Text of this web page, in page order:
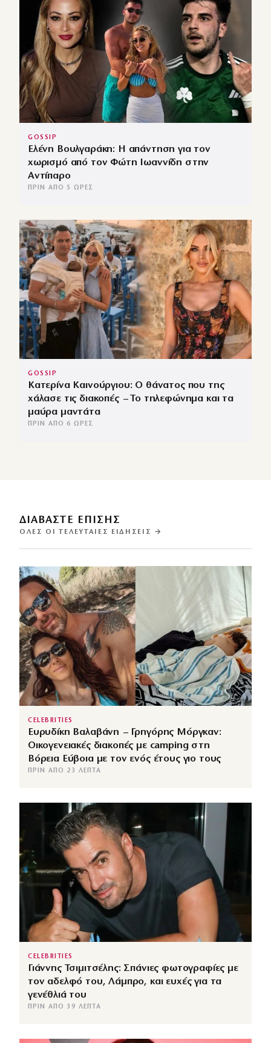
GOSSIP
Ελένη Βουλγαράκη: Η απάντηση για τον
χωρισμό από τον Φώτη Ιωαννίδη στην
Αντίπαρο
ΠΡΙΝ ΑΠΌ 5 ΏΡΕΣ
GOSSIP
Κατερίνα Καινούργιου: Ο θάνατος που της
χάλασε τις διακοπές – Το τηλεφώνημα και τα
μαύρα μαντάτα
ΠΡΙΝ ΑΠΌ 6 ΏΡΕΣ
ΔΙΑΒΑΣΤΕ ΕΠΙΣΗΣ
ΌΛΕΣ ΟΙ ΤΕΛΕΥΤΑΊΕΣ ΕΙΔΉΣΕΙΣ →
CELEBRITIES
Ευρυδίκη Βαλαβάνη – Γρηγόρης Μόργκαν:
Οικογενειακές διακοπές με camping στη
Βόρεια Εύβοια με τον ενός έτους γιο τους
ΠΡΙΝ ΑΠΌ 23 ΛΕΠΤΆ
CELEBRITIES
Γιάννης Τσιμιτσέλης: Σπάνιες φωτογραφίες με
τον αδελφό του, Λάμπρο, και ευχές για τα
γενέθλιά του
ΠΡΙΝ ΑΠΌ 39 ΛΕΠΤΆ